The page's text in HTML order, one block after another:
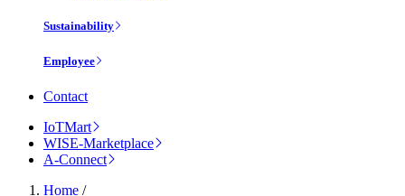
Sustainability
Employee
Contact
IoTMart
WISE-Marketplace
A-Connect
Home /